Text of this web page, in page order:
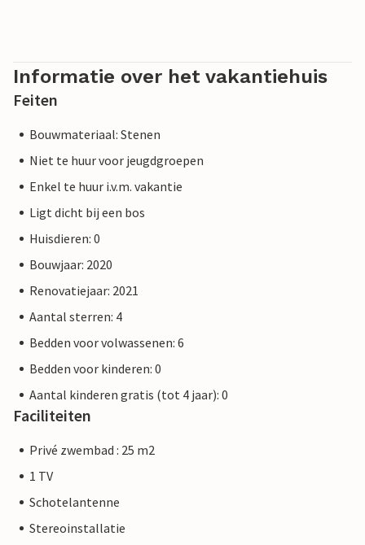
Informatie over het vakantiehuis
Feiten
Bouwmateriaal: Stenen
Niet te huur voor jeugdgroepen
Enkel te huur i.v.m. vakantie
Ligt dicht bij een bos
Huisdieren: 0
Bouwjaar: 2020
Renovatiejaar: 2021
Aantal sterren: 4
Bedden voor volwassenen: 6
Bedden voor kinderen: 0
Aantal kinderen gratis (tot 4 jaar): 0
Faciliteiten
Privé zwembad : 25 m2
1 TV
Schotelantenne
Stereoinstallatie